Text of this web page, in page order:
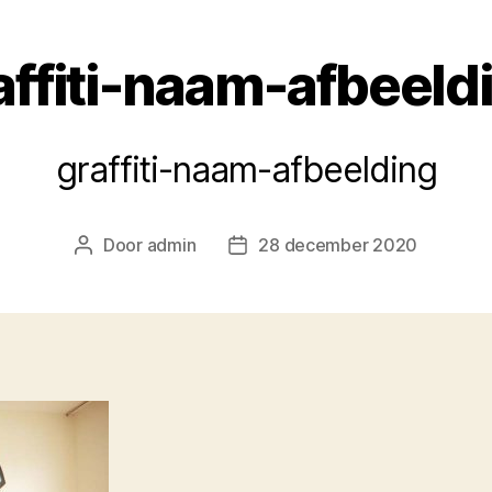
naam-
graffiti-naam-afbeelding
Berichtauteur
Door admin Berichtdatum
28 december 2020